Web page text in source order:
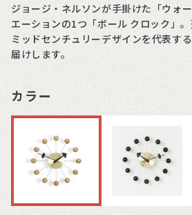
ジョージ・ネルソンが手掛けた「ウォ
エーションの1つ「ボール クロック」。
ミッドセンチュリーデザインを代表す
届けします。
カラー